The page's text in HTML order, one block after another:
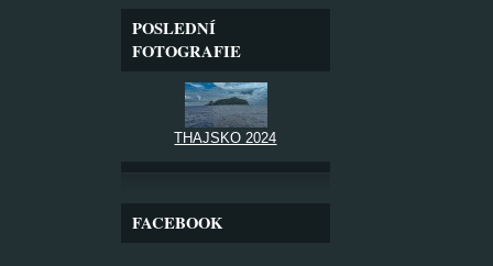
POSLEDNÍ
FOTOGRAFIE
THAJSKO 2024
FACEBOOK